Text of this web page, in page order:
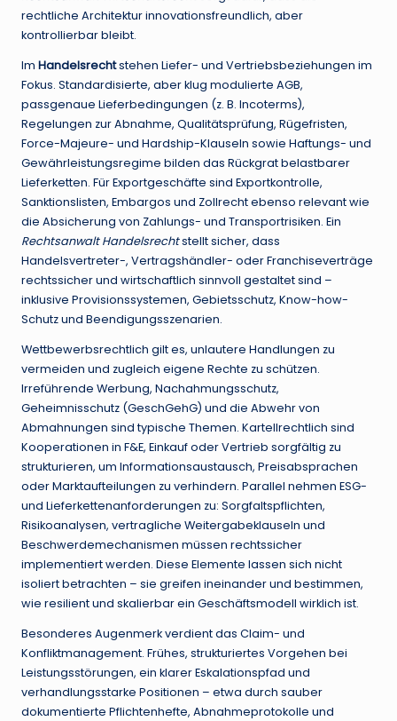
rechtliche Architektur innovationsfreundlich, aber
kontrollierbar bleibt.
Im Handelsrechtstehen Liefer- und Vertriebsbeziehungen im
Fokus. Standardisierte, aber klug modulierte AGB,
passgenaue Lieferbedingungen (z. B. Incoterms),
Regelungen zur Abnahme, Qualitätsprüfung, Rügefristen,
Force-Majeure- und Hardship-Klauseln sowie Haftungs- und
Gewährleistungsregime bilden das Rückgrat belastbarer
Lieferketten. Für Exportgeschäfte sind Exportkontrolle,
Sanktionslisten, Embargos und Zollrecht ebenso relevant wie
die Absicherung von Zahlungs- und Transportrisiken. Ein
Rechtsanwalt Handelsrechtstellt sicher, dass
Handelsvertreter-, Vertragshändler- oder Franchiseverträge
rechtssicher und wirtschaftlich sinnvoll gestaltet sind –
inklusive Provisionssystemen, Gebietsschutz, Know-how-
Schutz und Beendigungsszenarien.
Wettbewerbsrechtlich gilt es, unlautere Handlungen zu
vermeiden und zugleich eigene Rechte zu schützen.
Irreführende Werbung, Nachahmungsschutz,
Geheimnisschutz (GeschGehG) und die Abwehr von
Abmahnungen sind typische Themen. Kartellrechtlich sind
Kooperationen in F&E, Einkauf oder Vertrieb sorgfältig zu
strukturieren, um Informationsaustausch, Preisabsprachen
oder Marktaufteilungen zu verhindern. Parallel nehmen ESG-
und Lieferkettenanforderungen zu: Sorgfaltspflichten,
Risikoanalysen, vertragliche Weitergabeklauseln und
Beschwerdemechanismen müssen rechtssicher
implementiert werden. Diese Elemente lassen sich nicht
isoliert betrachten – sie greifen ineinander und bestimmen,
wie resilient und skalierbar ein Geschäftsmodell wirklich ist.
Besonderes Augenmerk verdient das Claim- und
Konfliktmanagement. Frühes, strukturiertes Vorgehen bei
Leistungsstörungen, ein klarer Eskalationspfad und
verhandlungsstarke Positionen – etwa durch sauber
dokumentierte Pflichtenhefte, Abnahmeprotokolle und